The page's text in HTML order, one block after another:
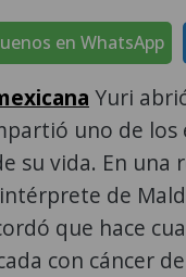
en WhatsApp
Yuri
uno de los
su vida. En una
de
que hace
con cáncer